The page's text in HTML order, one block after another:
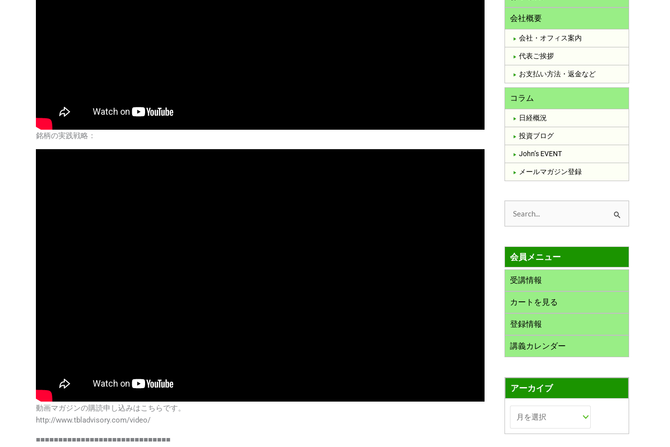
銘柄の実践戦略：
動画マガジンの購読申し込みはこちらです。
http://www.tbladvisory.com/video/
■■■■■■■■■■■■■■■■■■■■■■■■■■■■■■
会社概要
会社・オフィス案内
代表ご挨拶
お支払い方法・返金など
コラム
日経概況
投資ブログ
John’s EVENT
メールマガジン登録
対
象会員メニュー
受講情報
カートを見る
登録情報
講義カレンダー
アーカイブ